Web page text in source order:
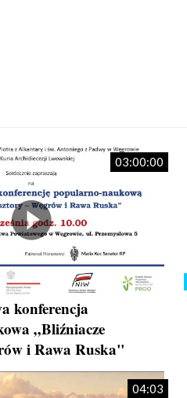
03:00:00
konferencja
„Bliźniacze
i Rawa Ruska"
04:03